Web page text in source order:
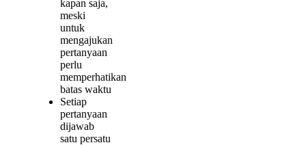
kapan saja,
meski
untuk
mengajukan
pertanyaan
perlu
memperhatikan
batas waktu
Setiap
pertanyaan
dijawab
satu persatu